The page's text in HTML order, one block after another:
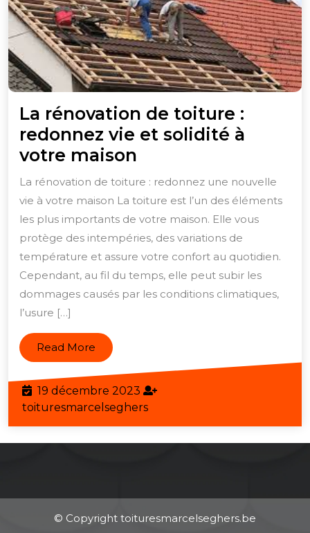
La rénovation de toiture :
redonnez vie et solidité à
votre maison
rénovation
de
toiture
:
redonnez
vie
et
maison
La rénovation de toiture : redonnez une nouvelle
vie à votre maison La toiture est l’un des éléments
les plus importants de votre maison. Elle vous
protège des intempéries, des variations de
température et assure votre confort au quotidien.
Cependant, au fil du temps, elle peut subir les
dommages causés par les conditions climatiques,
l’usure […]
Read More Read
More
19 décembre 2023 19
décembre
2023
toituresmarcelsegherstoituresmarcelseghers
© Copyright toituresmarcelseghers.be